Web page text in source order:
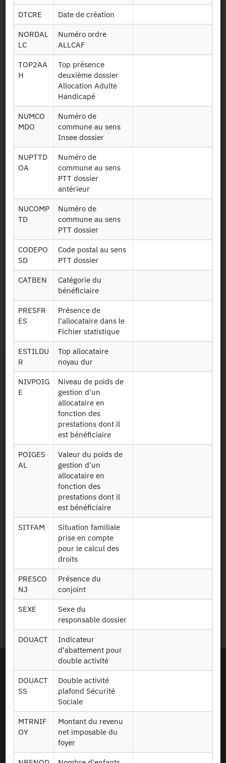
Authorisation:Statistical Confidentiality Committee
Availability date:26/11/2018
File Layout
FR6 0117 à FR6
0717
Donnée de
janvier à juillet
2017
FR6 0817 à FR6
Données d'août à
FR6 1117 et FR6
1217
Données de
novembre et
décembre 2017
DTCRE Date de création
NORDAL
LC
Numéro ordre
ALLCAF
TOP2AA
H
Top présence
deuxième dossier
Allocation Adulte
Handicapé
NUMCO
MDO
Numéro de
commune au sens
Insee dossier
NUPTTD
OA
Numéro de
commune au sens
PTT dossier
antérieur
NUCOMP
TD
Numéro de
commune au sens
PTT dossier
CODEPO
SD
Code postal au sens
PTT dossier
CATBEN
Catégorie du
bénéficiaire
PRESFR
ES
Présence de
l'allocataire dans le
Fichier statistique
ESTILDU
R
Top allocataire
noyau dur
NIVPOIG
E
Niveau de poids de
gestion d'un
allocataire en
fonction des
prestations dont il
est bénéficiaire
POIGES
AL
Valeur du poids de
gestion d'un
allocataire en
fonction des
prestations dont il
est bénéficiaire
SITFAM
Situation familiale
prise en compte
pour le calcul des
droits
PRESCO
NJ
Présence du
conjoint
SEXE
Sexe du
responsable dossier
DOUACT
Indicateur
d'abattement pour
double activité
DOUACT
SS
Double activité
plafond Sécurité
Sociale
MTRNIF
OY
Montant du revenu
net imposable du
foyer
Persistent Identifier
https://doi.org/10.34724/CASD.335.2791.V1
Contact
Useful documents
Map and Directions
Newsletter
Press and reports
Legal details
Personal data protection
Site Map